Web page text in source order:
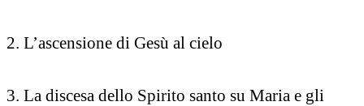
2. L’ascensione di Gesù al cielo
3. La discesa dello Spirito santo su Maria e gli